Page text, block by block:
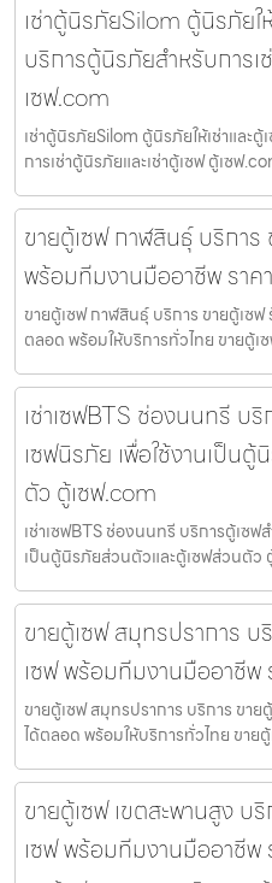
เช่าตู้นิรภัยSilom ตู้นิรภัยให้
บริการตู้นิรภัยสำหรับการเ
เซฟ.com
เช่าตู้นิรภัยSilom ตู้นิรภัยให้เช่าและ
การเช่าตู้นิรภัยและเช่าตู้เซฟ ตู้เซฟ
ขายตู้เซฟ กาฬสินธุ์ บริกา
พร้อมทีมงานมืออาชีพ ราค
ขายตู้เซฟ กาฬสินธุ์ บริการ ขายตู้เซ
ตลอด พร้อมให้บริการทั่วไทย ขายตู้เ
เช่าเซฟBTS ช่องนนทรี บ
เซฟนิรภัย เพื่อใช้งานเป็น
ตัว ตู้เซฟ.com
เช่าเซฟBTS ช่องนนทรี บริการตู้เซฟ
เป็นตู้นิรภัยส่วนตัวและตู้เซฟส่วนตั
ขายตู้เซฟ สมุทรปราการ
เซฟ พร้อมทีมงานมืออาชีพ
ขายตู้เซฟ สมุทรปราการ บริการ ขา
ได้ตลอด พร้อมให้บริการทั่วไทย ขาย
ขายตู้เซฟ เขตสะพานสูง
เซฟ พร้อมทีมงานมืออาชีพ